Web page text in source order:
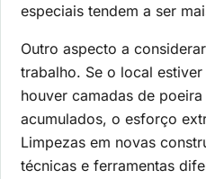
especiais tendem a ser
Outro aspecto a
trabalho. Se o local
houver camadas de
acumulados, o esforço
Limpezas em novas
técnicas e ferramentas